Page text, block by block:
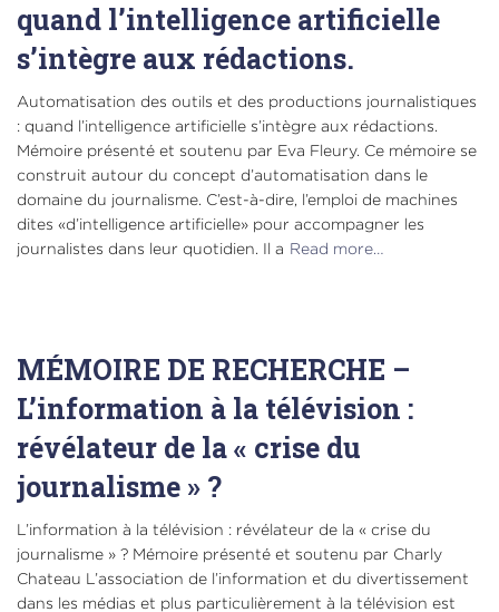
quand l’intelligence artificielle
s’intègre aux rédactions.
Automatisation des outils et des productions journalistiques
: quand l’intelligence artificielle s’intègre aux rédactions.
Mémoire présenté et soutenu par Eva Fleury. Ce mémoire se
construit autour du concept d’automatisation dans le
domaine du journalisme. C’est-à-dire, l’emploi de machines
dites «d’intelligence artificielle» pour accompagner les
journalistes dans leur quotidien. Il a Read more…
MÉMOIRE DE RECHERCHE –
L’information à la télévision :
révélateur de la « crise du
journalisme » ?
L’information à la télévision : révélateur de la « crise du
journalisme » ? Mémoire présenté et soutenu par Charly
Chateau L’association de l’information et du divertissement
dans les médias et plus particulièrement à la télévision est